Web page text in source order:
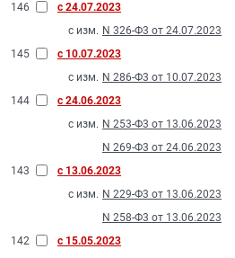
146
с 24.07.2023
с изм. N 326-Ф3 от 24.07.2023
145
с 10.07.2023
с изм. N 286-Ф3 от 10.07.2023
144
с 24.06.2023
с изм. N 253-Ф3 от 13.06.2023
N 269-Ф3 от 24.06.2023
143
с 13.06.2023
с изм. N 229-Ф3 от 13.06.2023
N 258-Ф3 от 13.06.2023
142
с 15.05.2023